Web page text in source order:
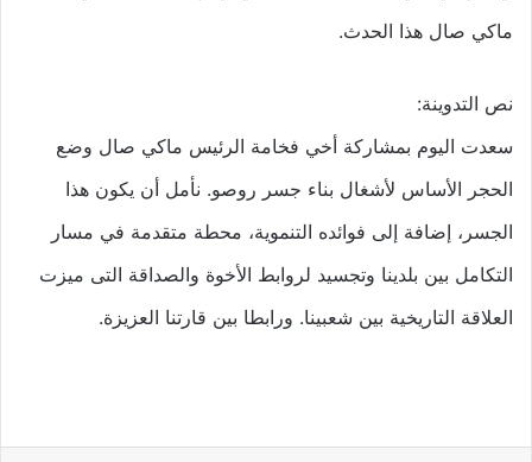
ماكي صال هذا الحدث.
نص التدوينة:
سعدت اليوم بمشاركة أخي فخامة الرئيس ماكي صال وضع
الحجر الأساس لأشغال بناء جسر روصو. نأمل أن يكون هذا
الجسر، إضافة إلى فوائده التنموية، محطة متقدمة في مسار
التكامل بين بلدينا وتجسيد لروابط الأخوة والصداقة التى ميزت
العلاقة التاريخية بين شعبينا. ورابطا بين قارتنا العزيزة.